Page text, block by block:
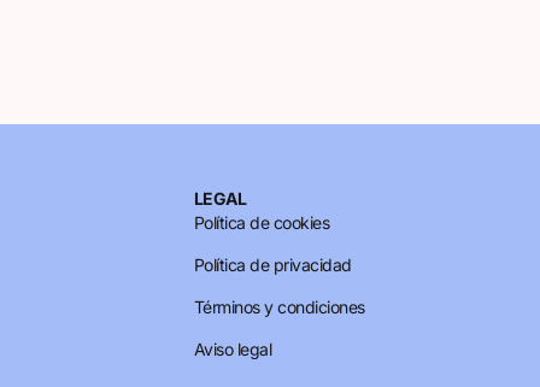
LEGAL
Política de cookies
Política de privacidad
Términos y condiciones
Aviso legal